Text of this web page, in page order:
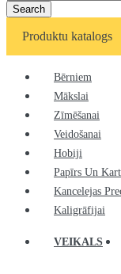
Search
Produktu katalogs
Bērniem
Mākslai
Zīmēšanai
Veidošanai
Hobiji
Papīrs Un
Kancelejas
Kaligrāfijai
VEIKALS